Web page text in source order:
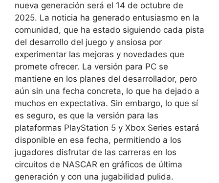
nueva generación será el 14 de octubre de
2025. La noticia ha generado entusiasmo en la
comunidad, que ha estado siguiendo cada pista
del desarrollo del juego y ansiosa por
experimentar las mejoras y novedades que
promete ofrecer. La versión para PC se
mantiene en los planes del desarrollador, pero
aún sin una fecha concreta, lo que ha dejado a
muchos en expectativa. Sin embargo, lo que sí
es seguro, es que la versión para las
plataformas PlayStation 5 y Xbox Series estará
disponible en esa fecha, permitiendo a los
jugadores disfrutar de las carreras en los
circuitos de NASCAR en gráficos de última
generación y con una jugabilidad pulida.